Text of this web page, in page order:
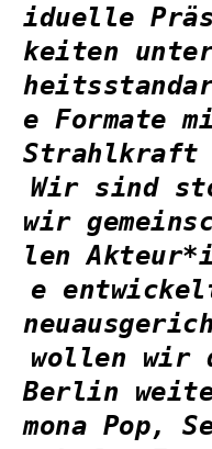
iduelle
keiten
e Formate
Strahlkraft
Wir sind
wir
len
e
wollen wir
Berlin
mona Pop,